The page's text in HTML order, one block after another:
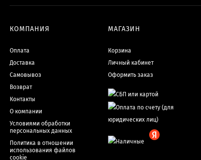
КОМПАНИЯ
Оплата
Доставка
Самовывоз
Возврат
Контакты
О компании
Условиями обработки
персональных данных
Политика в отношении
использования файлов
cookie
МАГАЗИН
Корзина
Личный кабинет
Оформить заказ